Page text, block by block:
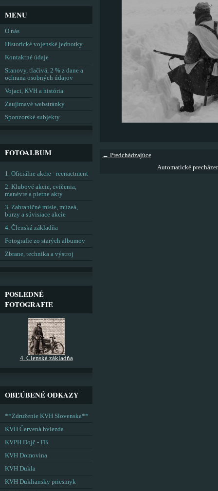
← Predchádzajúce
Automatické
MENU
O nás
Historické vojenské jednotky
Kontaktné údaje
Stanovy, tlačivá, 2 % z dane a
ochrana osobných údajov
Vojaci, KVH a história
Zaujímavé webstránky
Sponzorské subjekty
FOTOALBUM
1. Oficiálne akcie - reenactment
2. Klubové akcie, cvičenia,
manévre a pietne akty
3. Zahraničné misie, múzeá,
burzy a súvisiace akcie
4. Členská základňa
Fotografie zo starých albumov
Zbrane, technika a výstroj
POSLEDNÉ
FOTOGRAFIE
4. Členská základňa
OBĽÚBENÉ ODKAZY
**Združenie KVH Slovenska**
KVH Červená hviezda
KVPH Dojč - FB
KVH Domovina
KVH Dukla
KVH Dukliansky priesmyk